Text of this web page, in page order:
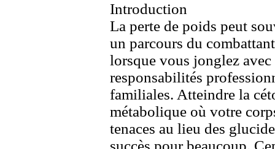
Introduction
La perte de poids peut
un parcours du
lorsque vous jonglez
responsabilités
familiales. Atteindre la
métabolique où votre
tenaces au lieu des
succès pour beaucoup.